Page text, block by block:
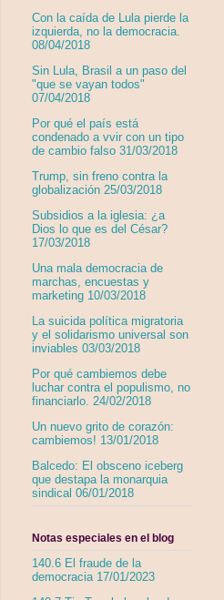
Con la caída de Lula pierde la
izquierda, no la democracia.
08/04/2018
Sin Lula, Brasil a un paso del
"que se vayan todos"
07/04/2018
Por qué el país está
condenado a vvir con un tipo
de cambio falso 31/03/2018
Trump, sin freno contra la
globalización 25/03/2018
Subsidios a la iglesia: ¿a
Dios lo que es del César?
17/03/2018
Una mala democracia de
marchas, encuestas y
marketing 10/03/2018
La suicida política migratoria
y el solidarismo universal son
inviables 03/03/2018
Por qué cambiemos debe
luchar contra el populismo, no
financiarlo. 24/02/2018
Un nuevo grito de corazón:
cambiemos! 13/01/2018
Balcedo: El obsceno iceberg
que destapa la monarquia
sindical 06/01/2018
Notas especiales en el blog
140.6 El fraude de la
democracia 17/01/2023